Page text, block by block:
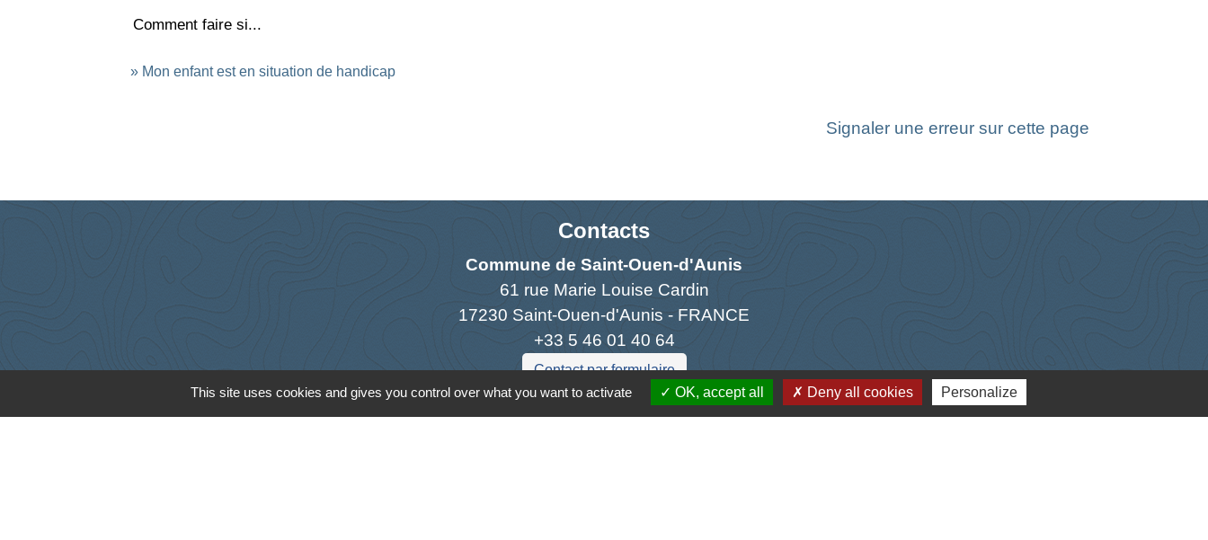
Comment faire si...
Mon enfant est en situation de handicap
Signaler une erreur sur cette page
Contacts
Commune de Saint-Ouen-d'Aunis
61 rue Marie Louise Cardin
17230 Saint-Ouen-d'Aunis - FRANCE
+33 5 46 01 40 64
Contact par formulaire
This site uses cookies and gives you control over what you want to activate OK, accept all Deny all cookies Personalize